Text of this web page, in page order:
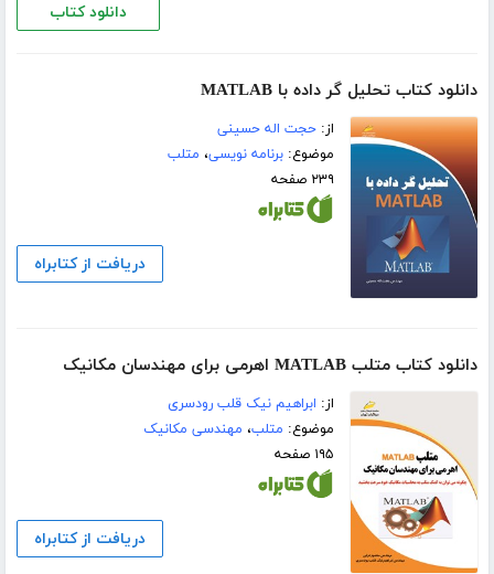
دانلود کتاب
دانلود کتاب تحلیل گر داده با MATLAB
از:حجت اله حسینی
موضوع:برنامه نویسی، متلب
۲۳۹ صفحه
دریافت از کتابراه
دانلود کتاب متلب MATLAB اهرمی برای مهندسان مکانیک
از: ابراهیم نیک قلب رودسری
موضوع: متلب، مهندسی مکانیک
۱۹۵ صفحه
دریافت از کتابراه